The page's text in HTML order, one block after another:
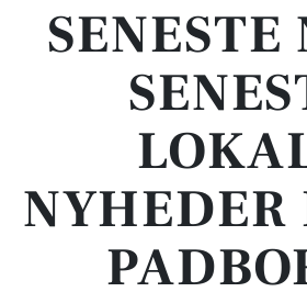
SENESTE